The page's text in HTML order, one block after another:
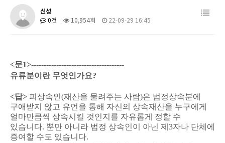
신성
0건
10,954회 22-09-29 16:45
<문1>-------------------------------------
유류분이란 무엇인가요?
<답> 피상속인 (재산을 물려주는 사람)은 법정상속분에
구애받지 않고 유언을 통해 자신의 상속재산을 누구에게
얼마만큼씩 상속시킬 것인지를 자유롭게 정할 수
있습니다. 뿐만 아니라 법정 상속인이 아닌 제 3자나 단체에
증여할 수도 있습니다.